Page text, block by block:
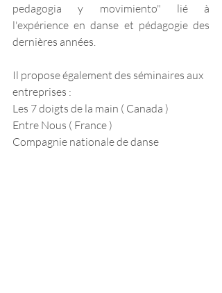
pedagogia y movimiento" lié à
l'expérience en danse et pédagogie des
dernières années.
Il propose également des séminaires aux
entreprises :
Les 7 doigts de la main ( Canada )
Entre Nous ( France )
Compagnie nationale de danse